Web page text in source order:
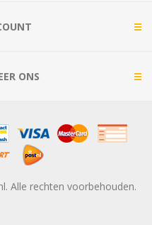
ONS
Alle rechten voorbehouden.